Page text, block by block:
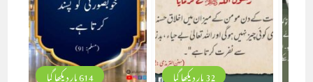
32 بار دیکھا گیا 614 بار دیکھا گیا